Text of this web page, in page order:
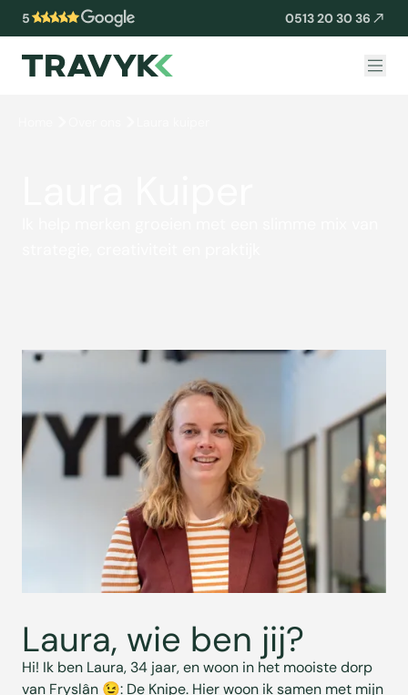
5 0513 20 30 36
Laura, wie ben jij?
Hi! Ik ben Laura, 34 jaar, en woon in het mooiste dorp
van Fryslân 😉: De Knipe. Hier woon ik samen met mijn